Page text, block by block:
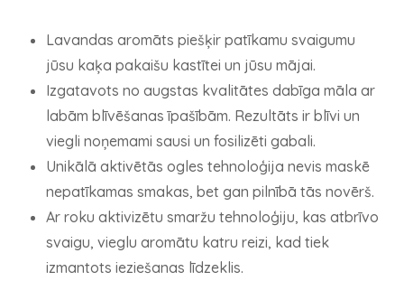
Lavandas aromāts piešķir patīkamu svaigumu
jūsu kaķa pakaišu kastītei un jūsu mājai.
Izgatavots no augstas kvalitātes dabīga māla ar
labām blīvēšanas īpašībām. Rezultāts ir blīvi un
viegli noņemami sausi un fosilizēti gabali.
Unikālā aktivētās ogles tehnoloģija nevis maskē
nepatīkamas smakas, bet gan pilnībā tās novērš.
Ar roku aktivizētu smaržu tehnoloģiju, kas atbrīvo
svaigu, vieglu aromātu katru reizi, kad tiek
izmantots ieziešanas līdzeklis.